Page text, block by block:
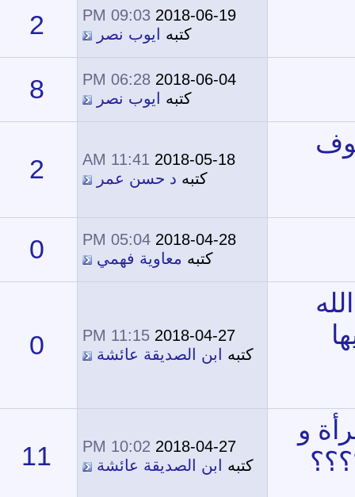
09:03 PM
2
13,381
06:28 PM
8
15,947
2018-05-18
11:41 AM
د حسن عمر 2
13,242
05:04 PM
معاوية فهمي 0
11,640
2018-04-27
11:15 PM
ابن الصديقة عائشة 0
15,200
2018-04-27
10:02 PM
ابن الصديقة عائشة 11
17,046